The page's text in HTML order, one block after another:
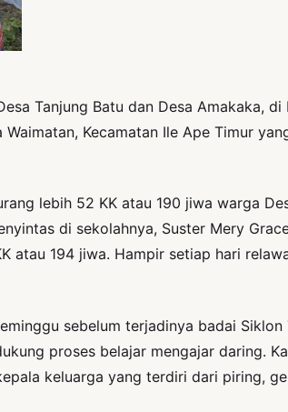
Tanjung Batu dan Desa Amakaka, di
Kecamatan Ile Ape Timur
lebih 52 KK atau 190 jiwa warga
di sekolahnya, Suster Mery
atau 194 jiwa. Hampir setiap hari
sebelum terjadinya badai Siklon
proses belajar mengajar daring.
keluarga yang terdiri dari piring,